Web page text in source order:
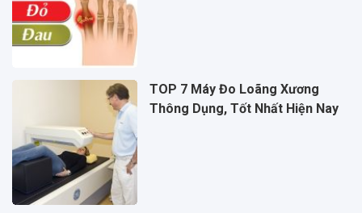
TOP 7 Máy Đo Loãng Xương
Thông Dụng, Tốt Nhất Hiện Nay